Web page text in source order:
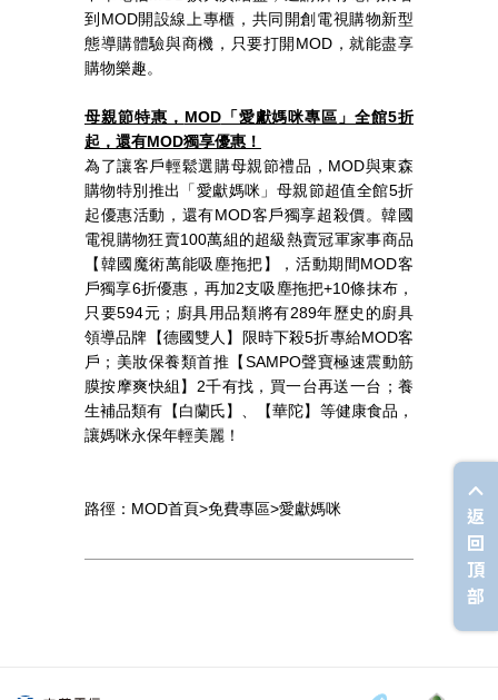
到 MOD開設線上專櫃，共同開創電視購物新型
態導購體驗與商機，只要打開 MOD，就能盡享
購物樂趣。
母親節特惠， MOD「愛獻媽咪專區」全館5折
起，還有MOD獨享優惠 ！
為了讓客戶輕鬆選購母親節禮品， MOD與東森
購物特別推出「愛獻媽咪」母親節超值全館5折
起優惠活動，還有MOD客戶獨享超殺價。韓國
電視購物狂賣100萬組的超級熱賣冠軍家事商品
【韓國魔術萬能吸塵拖把】，活動期間MOD客
戶獨享6折優惠，再加2支吸塵拖把+10條抹布，
只要594元；廚具用品類將有289年歷史的廚具
領導品牌【德國雙人】限時下殺5折專給MOD客
戶；美妝保養類首推【SAMPO聲寶極速震動筋
膜按摩爽快組】 2千有找，買一台再送一台；養
生補品類有【白蘭氏】、【華陀】等健康食品，
讓媽咪永保年輕美麗！
路徑： MOD首頁>免費專區>愛獻媽咪
返
回
頂
部